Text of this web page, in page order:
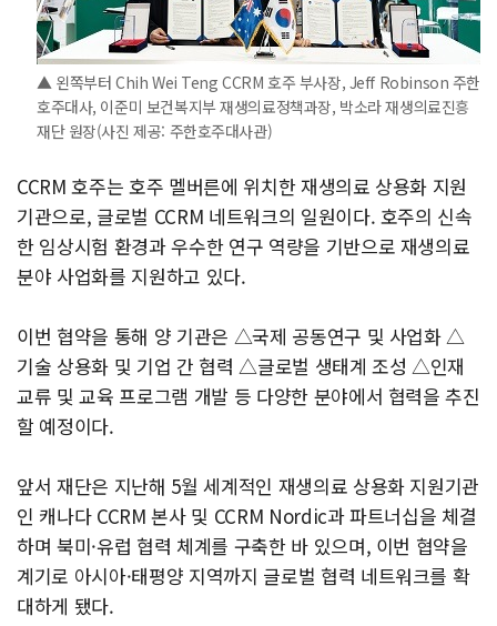
▲ 왼쪽부터 Chih Wei Teng CCRM 호주 부사장, Jeff Robinson 주한
호주대사, 이준미 보건복지부 재생의료정책과장, 박소라 재생의료진흥
재단 원장(사진 제공: 주한호주대사관)
CCRM 호주는 호주 멜버른에 위치한 재생의료 상용화 지원
기관으로, 글로벌 CCRM 네트워크의 일원이다. 호주의 신속
한 임상시험 환경과 우수한 연구 역량을 기반으로 재생의료
분야 사업화를 지원하고 있다.
이번 협약을 통해 양 기관은 △국제 공동연구 및 사업화 △
기술 상용화 및 기업 간 협력 △글로벌 생태계 조성 △인재
교류 및 교육 프로그램 개발 등 다양한 분야에서 협력을 추진
할 예정이다.
앞서 재단은 지난해 5월 세계적인 재생의료 상용화 지원기관
인 캐나다 CCRM 본사 및 CCRM Nordic과 파트너십을 체결
하며 북미·유럽 협력 체계를 구축한 바 있으며, 이번 협약을
계기로 아시아·태평양 지역까지 글로벌 협력 네트워크를 확
대하게 됐다.